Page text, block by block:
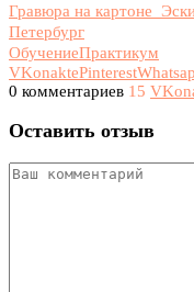
Гравюра на
Петербург
ОбучениеПрактикум
VKonaktePinterest
0 комментариев 15
Оставить отзыв